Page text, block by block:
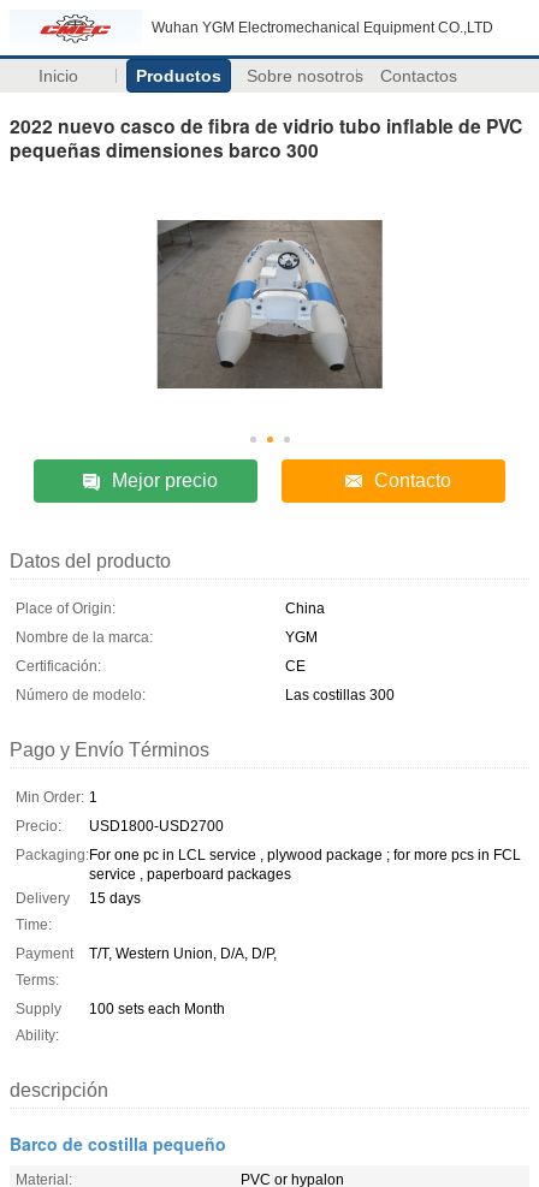
Wuhan YGM Electromechanical Equipment CO.,LTD
Inicio Productos Sobre nosotros Contactos
2022 nuevo casco de fibra de vidrio tubo inflable de PVC
pequeñas dimensiones barco 300
Mejor precio Contacto
Datos del producto
Place of Origin:
China
Nombre de la marca:
YGM
Certificación:
CE
Número de modelo:
Las costillas 300
Pago y Envío Términos
Min Order: 1
Precio:
USD1800-USD2700
Packaging:For one pc in LCL service , plywood package ; for more pcs in FCL
service , paperboard packages
Delivery
Time:
15 days
Payment
Terms:
T/T, Western Union, D/A, D/P,
Supply
Ability:
100 sets each Month
descripción
Barco de costilla pequeño
Material:
PVC or hypalon